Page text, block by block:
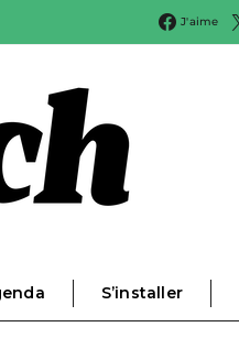
J'aime
S’installer